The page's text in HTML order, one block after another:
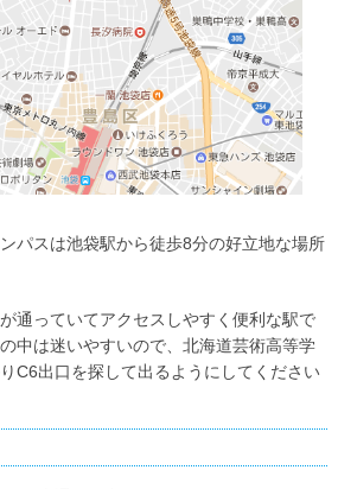
パスは池袋駅から徒歩8分の好立地な場所
通っていてアクセスしやすく便利な駅で
中は迷いやすいので、北海道芸術高等学
C6出口を探して出るようにしてください